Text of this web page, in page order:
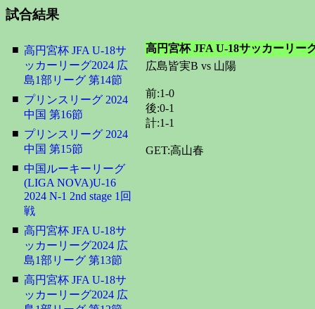
試合結果
■ 高円宮杯 JFA U-18サ
ッカーリーグ2024 広
島1部リーグ 第14節
■ プリンスリーグ 2024
中国 第16節
■ プリンスリーグ 2024
中国 第15節
■ 中国ルーキーリーグ
(LIGA NOVA)U-16
2024 N-1 2nd stage 1回
戦
■ 高円宮杯 JFA U-18サ
ッカーリーグ2024 広
島1部リーグ 第13節
■ 高円宮杯 JFA U-18サ
ッカーリーグ2024 広
高円宮杯 JFA U-18サッカーリー
広島皆実B vs 山陽
前:1-0
後:0-1
計:1-1
GET:高山春